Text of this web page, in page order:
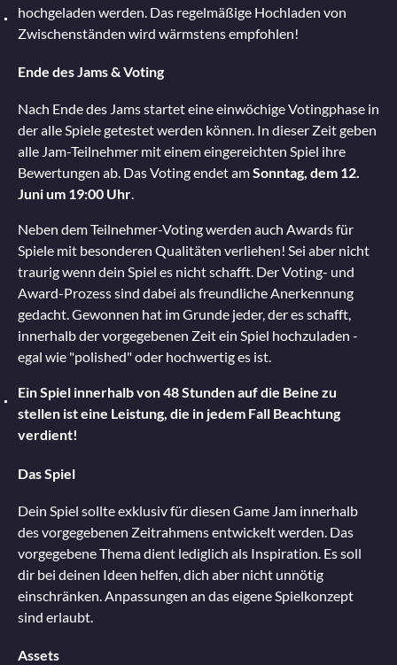
hochgeladen werden. Das regelmäßige Hochladen von
Zwischenständen wird wärmstens empfohlen!
Ende des Jams & Voting
Nach Ende des Jams startet eine einwöchige Votingphase in
der alle Spiele getestet werden können. In dieser Zeit geben
alle Jam-Teilnehmer mit einem eingereichten Spiel ihre
Bewertungen ab. Das Voting endet amSonntag, dem 12.
Juni um 19:00 Uhr.
Neben dem Teilnehmer-Voting werden auch Awards für
Spiele mit besonderen Qualitäten verliehen! Sei aber nicht
traurig wenn dein Spiel es nicht schafft. Der Voting- und
Award-Prozess sind dabei als freundliche Anerkennung
gedacht. Gewonnen hat im Grunde jeder, der es schafft,
innerhalb der vorgegebenen Zeit ein Spiel hochzuladen -
egal wie "polished" oder hochwertig es ist.
Ein Spiel innerhalb von 48 Stunden auf die Beine zu
stellen ist eine Leistung, die in jedem Fall Beachtung
verdient!
Das Spiel
Dein Spiel sollte exklusiv für diesen Game Jam innerhalb
des vorgegebenen Zeitrahmens entwickelt werden. Das
vorgegebene Thema dient lediglich als Inspiration. Es soll
dir bei deinen Ideen helfen, dich aber nicht unnötig
einschränken. Anpassungen an das eigene Spielkonzept
sind erlaubt.
Assets